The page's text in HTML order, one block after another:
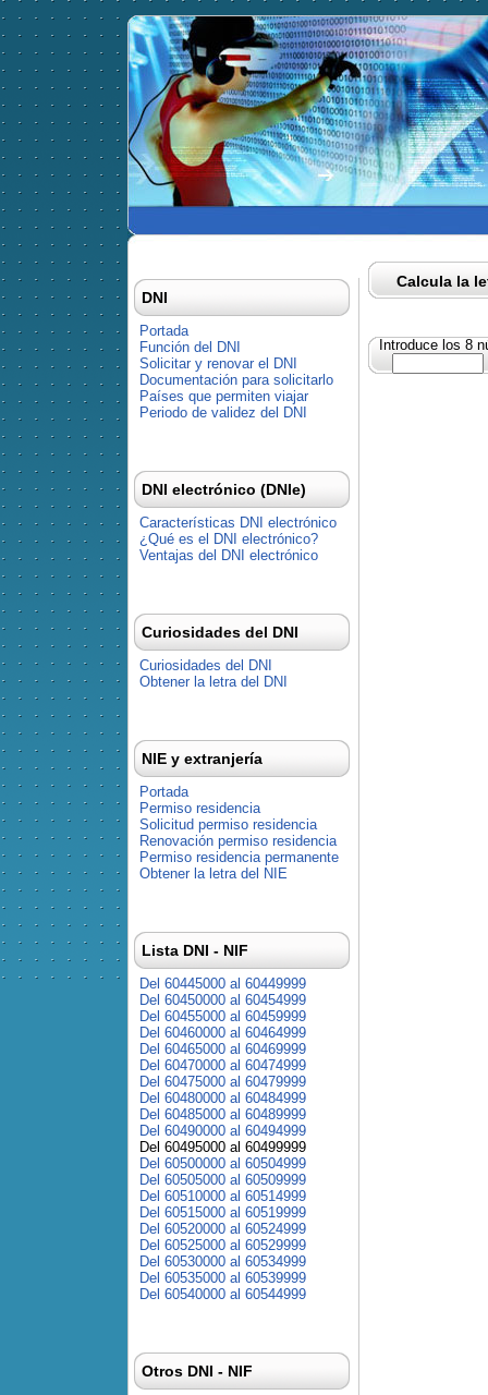
Calcula la
Introduce los 8
DNI
Portada
Función del DNI
Solicitar y renovar el DNI
Documentación para solicitarlo
Países que permiten viajar
Periodo de validez del DNI
DNI electrónico (DNIe)
Características DNI electrónico
¿Qué es el DNI electrónico?
Ventajas del DNI electrónico
Curiosidades del DNI
Curiosidades del DNI
Obtener la letra del DNI
NIE y extranjería
Portada
Permiso residencia
Solicitud permiso residencia
Renovación permiso residencia
Permiso residencia permanente
Obtener la letra del NIE
Lista DNI - NIF
Del 60445000 al 60449999
Del 60450000 al 60454999
Del 60455000 al 60459999
Del 60460000 al 60464999
Del 60465000 al 60469999
Del 60470000 al 60474999
Del 60475000 al 60479999
Del 60480000 al 60484999
Del 60485000 al 60489999
Del 60490000 al 60494999
Del 60495000 al 60499999
Del 60500000 al 60504999
Del 60505000 al 60509999
Del 60510000 al 60514999
Del 60515000 al 60519999
Del 60520000 al 60524999
Del 60525000 al 60529999
Del 60530000 al 60534999
Del 60535000 al 60539999
Del 60540000 al 60544999
Otros DNI - NIF